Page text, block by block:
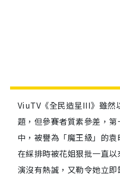
ViuTV《全民造星III》雖然
題，但參賽者質素參差，第
中，被譽為「魔王級」的
在綵排時被花姐狠批一直
演沒有熱誠，又勒令她立